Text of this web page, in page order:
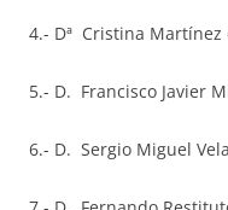
4.- Dª Cristina Martínez
5.- D. Francisco Javier
6.- D. Sergio Miguel